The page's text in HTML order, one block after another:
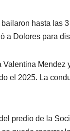
hasta las
a Dolores para
el 2025. La
predio de la